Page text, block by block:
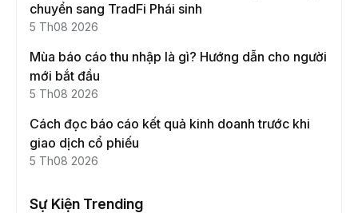
chuyển sang TradFi Phái sinh
5 Th08 2026
Mùa báo cáo thu nhập là gì? Hướng dẫn cho người
mới bắt đầu
5 Th08 2026
Cách đọc báo cáo kết quả kinh doanh trước khi
giao dịch cổ phiếu
5 Th08 2026
Sự Kiện Trending